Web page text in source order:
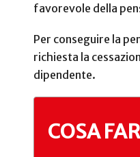
favorevole della
Per conseguire la
richiesta la
dipendente.
COSA